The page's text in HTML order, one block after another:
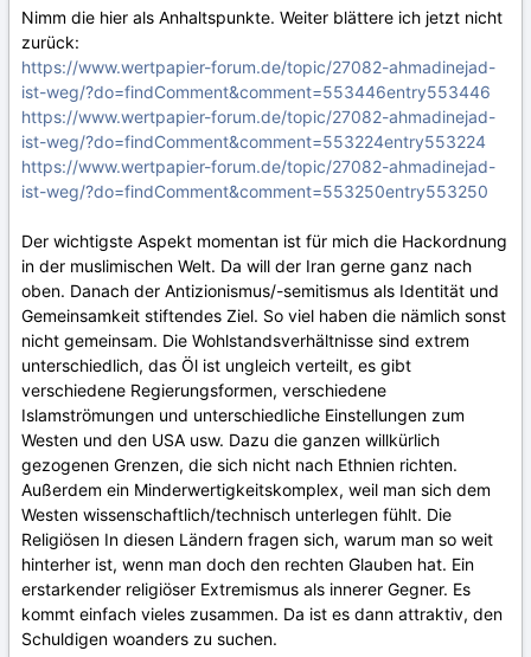
Nimm die hier als Anhaltspunkte. Weiter blättere ich jetzt nicht
zurück:
https://www.wertpapier-forum.de/topic/27082-ahmadinejad-
ist-weg/?do=findComment&comment=553446entry553446
https://www.wertpapier-forum.de/topic/27082-ahmadinejad-
ist-weg/?do=findComment&comment=553224entry553224
https://www.wertpapier-forum.de/topic/27082-ahmadinejad-
ist-weg/?do=findComment&comment=553250entry553250
Der wichtigste Aspekt momentan ist für mich die Hackordnung
in der muslimischen Welt. Da will der Iran gerne ganz nach
oben. Danach der Antizionismus/-semitismus als Identität und
Gemeinsamkeit stiftendes Ziel. So viel haben die nämlich sonst
nicht gemeinsam. Die Wohlstandsverhältnisse sind extrem
unterschiedlich, das Öl ist ungleich verteilt, es gibt
verschiedene Regierungsformen, verschiedene
Islamströmungen und unterschiedliche Einstellungen zum
Westen und den USA usw. Dazu die ganzen willkürlich
gezogenen Grenzen, die sich nicht nach Ethnien richten.
Außerdem ein Minderwertigkeitskomplex, weil man sich dem
Westen wissenschaftlich/technisch unterlegen fühlt. Die
Religiösen In diesen Ländern fragen sich, warum man so weit
hinterher ist, wenn man doch den rechten Glauben hat. Ein
erstarkender religiöser Extremismus als innerer Gegner. Es
kommt einfach vieles zusammen. Da ist es dann attraktiv, den
Schuldigen woanders zu suchen.